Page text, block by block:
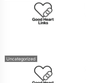
Uncategorized